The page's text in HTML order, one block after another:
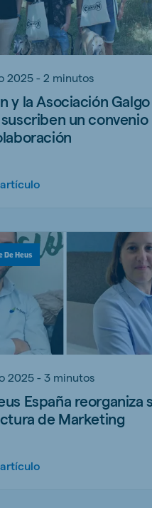
2025 - 2 minutos
y la Asociación Galgo
un convenio
De Heus
2025 - 3 minutos
España reorganiza
de Marketing